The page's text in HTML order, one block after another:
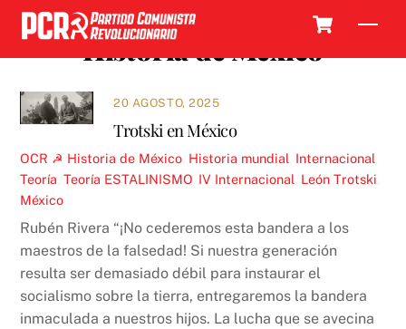
Skip
content
Historia de México
20 AGOSTO, 2025
Trotski en México
OCR ☭ Historia de México Historia mundial Internacional
Teoría ,Teoría ESTALINISMO IV Internacional León Trotski
México
Rubén Rivera “¡No cederemos esta bandera a los
maestros de la falsedad! Si nuestra generación
resulta ser demasiado débil para instaurar el
socialismo sobre la tierra, entregaremos la bandera
inmaculada a nuestros hijos. La lucha que se avecina